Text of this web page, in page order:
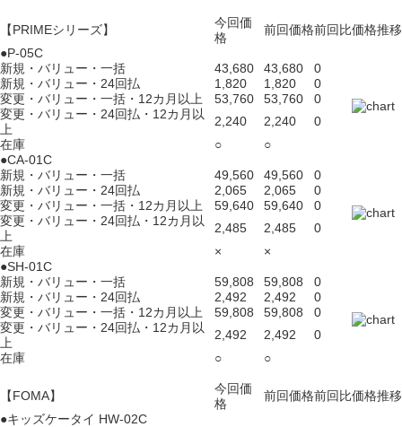
【PRIMEシリーズ】
今回価
格
前回価格前回比価格推移
●P-05C
新規・バリュー・一括
43,680 43,680
0
新規・バリュー・24回払
1,820 1,820
0
変更・バリュー・一括・12カ月以上
53,760 53,760
0
変更・バリュー・24回払・12カ月以
上
2,240 2,240
0
在庫
○
○
●CA-01C
新規・バリュー・一括
49,560 49,560
0
新規・バリュー・24回払
2,065 2,065
0
変更・バリュー・一括・12カ月以上
59,640 59,640
0
変更・バリュー・24回払・12カ月以
上
2,485 2,485
0
在庫
×
×
●SH-01C
新規・バリュー・一括
59,808 59,808
0
新規・バリュー・24回払
2,492 2,492
0
変更・バリュー・一括・12カ月以上
59,808 59,808
0
変更・バリュー・24回払・12カ月以
上
2,492 2,492
0
在庫
○ ○
【FOMA】
今回価
格
前回価格前回比価格推移
●キッズケータイ HW-02C